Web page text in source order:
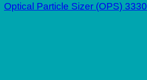
Optical Particle Sizer (OPS) 3330